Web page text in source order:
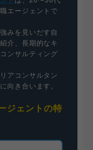
エージェントで
みを見いだす自
介、長期的なキ
ンサルティング
アコンサルタン
向き合います。
ジェントの特